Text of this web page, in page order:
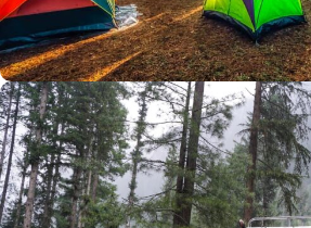
Büyük Yaz İndirimi
0
Günler
00
Hr
00
Min
00
SSK